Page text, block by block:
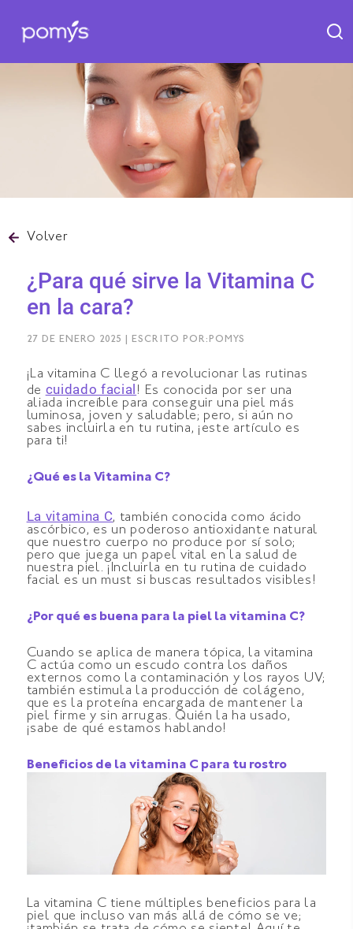
Volver
¿Para qué sirve la Vitamina C
en la cara?
27 DE ENERO 2025 | ESCRITO POR:POMYS
¡La vitamina C llegó a revolucionar las rutinas
de cuidado facial ! Es conocida por ser una
aliada increíble para conseguir una piel más
luminosa, joven y saludable; pero, si aún no
sabes incluirla en tu rutina, ¡este artículo es
para ti!
¿Qué es la Vitamina C?
La vitamina C, también conocida como ácido
ascórbico, es un poderoso antioxidante natural
que nuestro cuerpo no produce por sí solo;
pero que juega un papel vital en la salud de
nuestra piel. ¡Incluirla en tu rutina de cuidado
facial es un must si buscas resultados visibles!
¿Por qué es buena para la piel la vitamina C?
Cuando se aplica de manera tópica, la vitamina
C actúa como un escudo contra los daños
externos como la contaminación y los rayos UV;
también estimula la producción de colágeno,
que es la proteína encargada de mantener la
piel firme y sin arrugas. Quién la ha usado,
¡sabe de qué estamos hablando!
Beneficios de la vitamina C para tu rostro
La vitamina C tiene múltiples beneficios para la
piel que incluso van más allá de cómo se ve;